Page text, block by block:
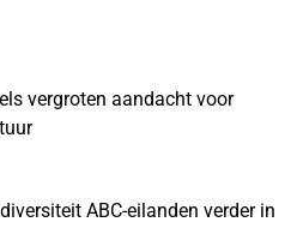
vergroten aandacht voor
ABC-eilanden verder in